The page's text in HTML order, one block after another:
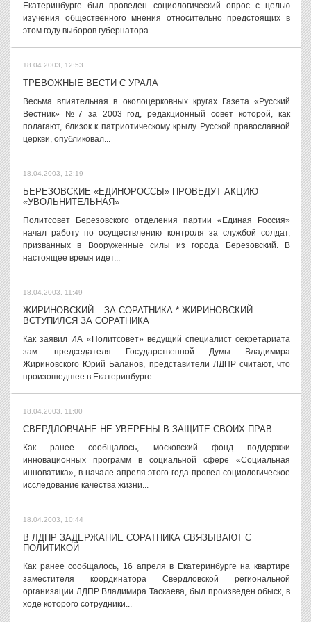
Екатеринбурге был проведен социологический опрос с целью
изучения общественного мнения относительно предстоящих в
этом году выборов губернатора...
18.04.2003, 12:53
ТРЕВОЖНЫЕ ВЕСТИ С УРАЛА
Весьма влиятельная в околоцерковных кругах Газета «Русский
Вестник» №7 за 2003 год, редакционный совет которой, как
полагают, близок к патриотическому крылу Русской православной
церкви, опубликовал...
18.04.2003, 12:19
БЕРЕЗОВСКИЕ «ЕДИНОРОССЫ» ПРОВЕДУТ АКЦИЮ
«УВОЛЬНИТЕЛЬНАЯ»
Политсовет Березовского отделения партии «Единая Россия»
начал работу по осуществлению контроля за службой солдат,
призванных в Вооруженные силы из города Березовский. В
настоящее время идет...
18.04.2003, 11:49
ЖИРИНОВСКИЙ – ЗА СОРАТНИКА * ЖИРИНОВСКИЙ
ВСТУПИЛСЯ ЗА СОРАТНИКА
Как заявил ИА «Политсовет» ведущий специалист секретариата
зам. председателя Государственной Думы Владимира
Жириновского Юрий Баланов, представители ЛДПР считают, что
произошедшее в Екатеринбурге...
18.04.2003, 11:00
СВЕРДЛОВЧАНЕ НЕ УВЕРЕНЫ В ЗАЩИТЕ СВОИХ ПРАВ
Как ранее сообщалось, московский фонд поддержки
инновационных программ в социальной сфере «Социальная
инноватика», в начале апреля этого года провел социологическое
исследование качества жизни...
18.04.2003, 10:44
В ЛДПР ЗАДЕРЖАНИЕ СОРАТНИКА СВЯЗЫВАЮТ С
ПОЛИТИКОЙ
Как ранее сообщалось, 16 апреля в Екатеринбурге на квартире
заместителя координатора Свердловской региональной
организации ЛДПР Владимира Таскаева, был произведен обыск, в
ходе которого сотрудники...